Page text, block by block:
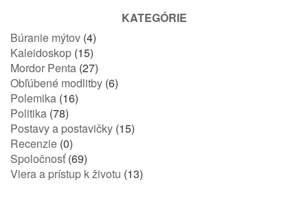
KATEGÓRIE
Búranie mýtov (4)
Kaleidoskop (15)
Mordor Penta (27)
Obľúbené modlitby (6)
Polemika (16)
Politika (78)
Postavy a postavičky (15)
Recenzie (0)
Spoločnosť(69)
Viera a prístup k životu (13)